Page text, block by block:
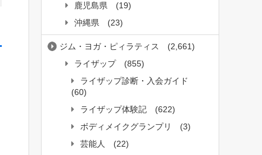
鹿児島県
(19)
沖縄県
(23)
ジム・ヨガ・ピィラティス
(2,661)
ライザップ
(855)
ライザップ診断・入会ガイド
(60)
ライザップ体験記
(622)
ボディメイクグランプリ
(3)
芸能人
(22)